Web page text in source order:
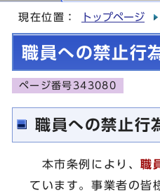
現在位置： トップページ
職員への禁止行
ページ番号343080
職員への禁止行
本市条例により、職
ています。事業者の皆